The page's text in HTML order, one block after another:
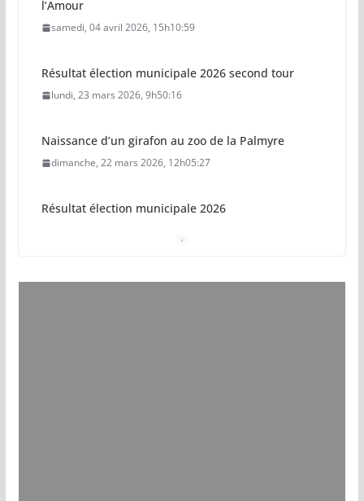
l’Amour
samedi, 04 avril 2026, 15h10:59
Résultat élection municipale 2026 second tour
lundi, 23 mars 2026, 9h50:16
Naissance d’un girafon au zoo de la Palmyre
dimanche, 22 mars 2026, 12h05:27
Résultat élection municipale 2026